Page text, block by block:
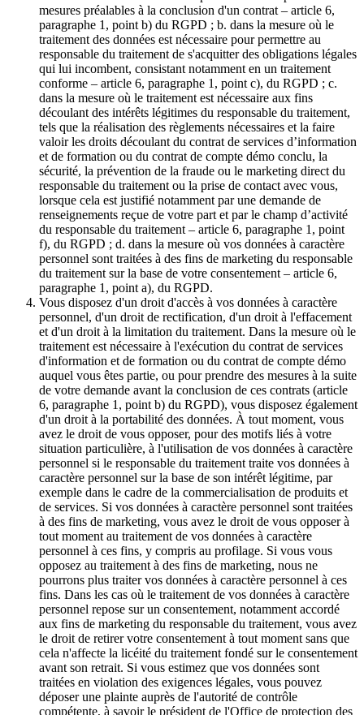
mesures préalables à la conclusion d'un contrat – article 6,
paragraphe 1, point b) du RGPD ; b. dans la mesure où le
traitement des données est nécessaire pour permettre au
responsable du traitement de s'acquitter des obligations légales
qui lui incombent, consistant notamment en un traitement
conforme – article 6, paragraphe 1, point c), du RGPD ; c.
dans la mesure où le traitement est nécessaire aux fins
découlant des intérêts légitimes du responsable du traitement,
tels que la réalisation des règlements nécessaires et la faire
valoir les droits découlant du contrat de services d’information
et de formation ou du contrat de compte démo conclu, la
sécurité, la prévention de la fraude ou le marketing direct du
responsable du traitement ou la prise de contact avec vous,
lorsque cela est justifié notamment par une demande de
renseignements reçue de votre part et par le champ d’activité
du responsable du traitement – article 6, paragraphe 1, point
f), du RGPD ; d. dans la mesure où vos données à caractère
personnel sont traitées à des fins de marketing du responsable
du traitement sur la base de votre consentement – article 6,
paragraphe 1, point a), du RGPD.
Vous disposez d'un droit d'accès à vos données à caractère
personnel, d'un droit de rectification, d'un droit à l'effacement
et d'un droit à la limitation du traitement. Dans la mesure où le
traitement est nécessaire à l'exécution du contrat de services
d'information et de formation ou du contrat de compte démo
auquel vous êtes partie, ou pour prendre des mesures à la suite
de votre demande avant la conclusion de ces contrats (article
6, paragraphe 1, point b) du RGPD), vous disposez également
d'un droit à la portabilité des données. À tout moment, vous
avez le droit de vous opposer, pour des motifs liés à votre
situation particulière, à l'utilisation de vos données à caractère
personnel si le responsable du traitement traite vos données à
caractère personnel sur la base de son intérêt légitime, par
exemple dans le cadre de la commercialisation de produits et
de services. Si vos données à caractère personnel sont traitées
à des fins de marketing, vous avez le droit de vous opposer à
tout moment au traitement de vos données à caractère
personnel à ces fins, y compris au profilage. Si vous vous
opposez au traitement à des fins de marketing, nous ne
pourrons plus traiter vos données à caractère personnel à ces
fins. Dans les cas où le traitement de vos données à caractère
personnel repose sur un consentement, notamment accordé
aux fins de marketing du responsable du traitement, vous avez
le droit de retirer votre consentement à tout moment sans que
cela n'affecte la licéité du traitement fondé sur le consentement
avant son retrait. Si vous estimez que vos données sont
traitées en violation des exigences légales, vous pouvez
déposer une plainte auprès de l'autorité de contrôle
compétente, à savoir le président de l'Office de protection des